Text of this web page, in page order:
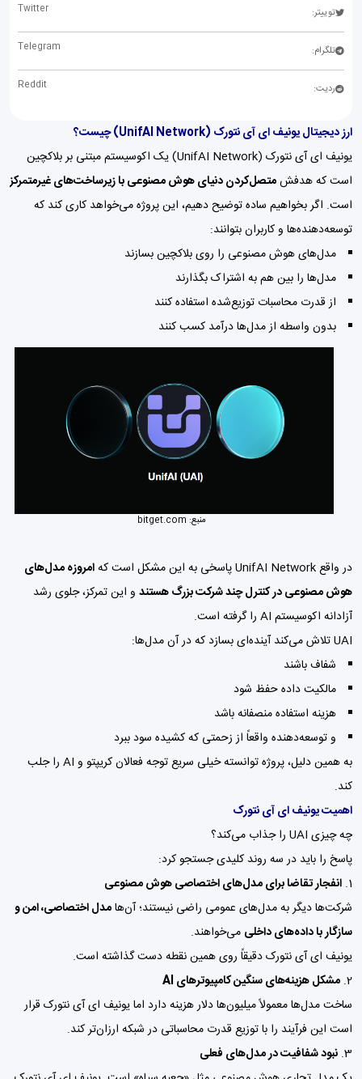
توییتر: Twitter
تلگرام: Telegram
ردیت: Reddit
ارز دیجیتال یونیف ای آی نتورک (UnifAI Network) چیست؟
یونیف ای آی نتورک (UnifAI Network) یک اکوسیستم مبتنی بر بلاکچین
است که هدفشمتصل‌کردن دنیای هوش مصنوعی با زیرساخت‌های غیرمتمرکز
است. اگر بخواهیم ساده توضیح دهیم، این پروژه می‌خواهد کاری کند که
توسعه‌دهنده‌ها و کاربران بتوانند:
مدل‌های هوش مصنوعی را روی بلاکچین بسازند
مدل‌ها را بین هم به اشتراک بگذارند
از قدرت محاسبات توزیع‌شده استفاده کنند
بدون واسطه از مدل‌ها درآمد کسب کنند
منبع: bitget.com
در واقع UnifAI Network پاسخی به این مشکل است که
امروزه مدل‌های
هوش مصنوعی در کنترل چند شرکت بزرگ هستند و این تمرکز، جلوی رشد
آزادانه اکوسیستم AI را گرفته است.
UAI تلاش می‌کند آینده‌ای بسازد که در آن مدل‌ها:
شفاف باشند
مالکیت داده حفظ شود
هزینه استفاده منصفانه باشد
و توسعه‌دهنده واقعاً از زحمتی که کشیده سود ببرد
به همین دلیل، پروژه توانسته خیلی سریع توجه فعالان کریپتو و AI را جلب
کند.
اهمیت یونیف ای آی نتورک
چه چیزی UAI را جذاب می‌کند؟
پاسخ را باید در سه روند کلیدی جستجو کرد:
1. انفجار تقاضا برای مدل‌های اختصاصی هوش مصنوعی
شرکت‌ها دیگر به مدل‌های عمومی راضی نیستند؛ آن‌هامدل اختصاصی، امن و
سازگار با داده‌های داخلی می‌خواهند.
یونیف ای آی نتورک دقیقاً روی همین نقطه دست گذاشته است.
2. مشکل هزینه‌های سنگین کامپیوترهای AI
ساخت مدل‌ها معمولاً میلیون‌ها دلار هزینه دارد اما یونیف ای آی نتورک قرار
است این فرآیند را با توزیع قدرت محاسباتی در شبکه ارزان‌تر کند.
3. نبود شفافیت در مدل‌های فعلی